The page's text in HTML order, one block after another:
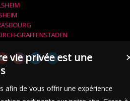
GRAFFENSTADEN
vie privée est une
afin de vous offrir une expérience